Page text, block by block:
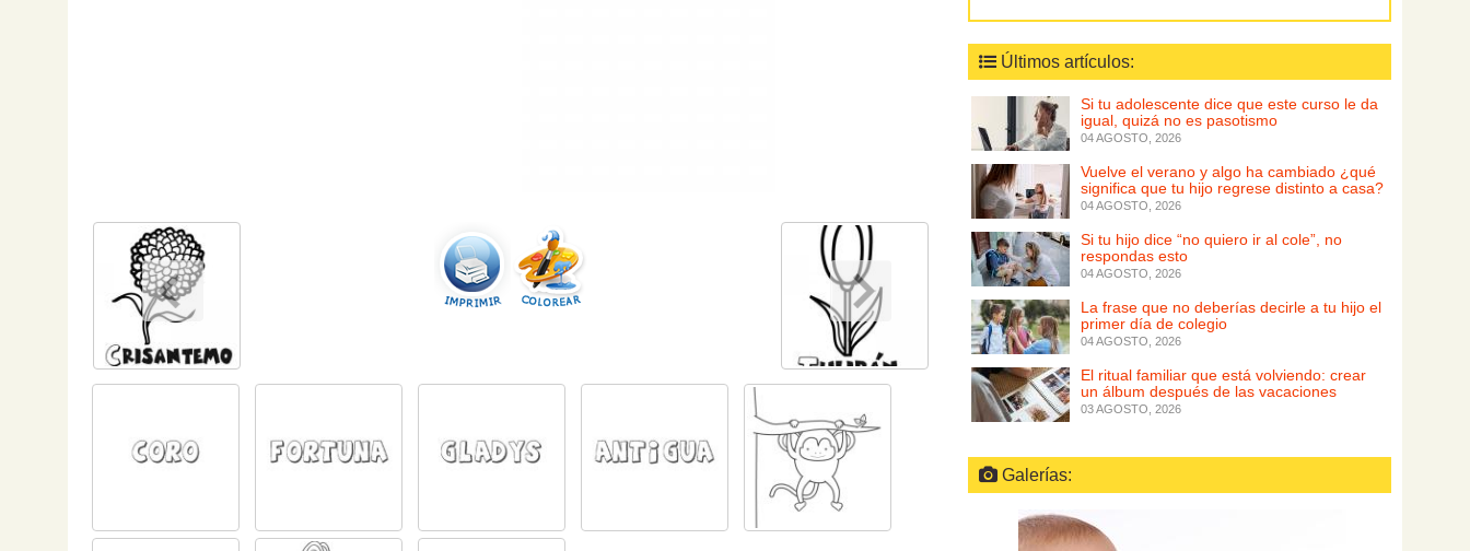
Últimos artículos:
Si tu adolescente dice que este curso le da
igual, quizá no es pasotismo
04 AGOSTO, 2026
Vuelve el verano y algo ha cambiado ¿qué
significa que tu hijo regrese distinto a casa?
04 AGOSTO, 2026
Si tu hijo dice “no quiero ir al cole”, no
respondas esto
04 AGOSTO, 2026
La frase que no deberías decirle a tu hijo el
primer día de colegio
04 AGOSTO, 2026
El ritual familiar que está volviendo: crear
un álbum después de las vacaciones
03 AGOSTO, 2026
Galerías: